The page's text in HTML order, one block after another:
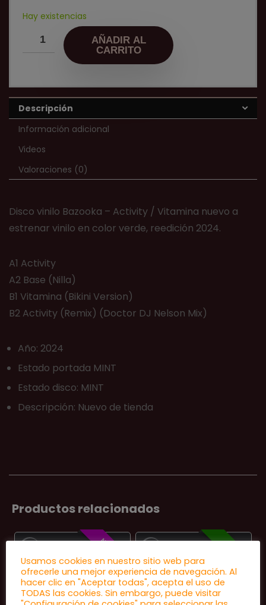
original
era:
25,00 €.
actual
es:
22,00 €.
Hay existencias
AÑADIR AL
CARRITO
Descripción
Información adicional
Videos
Valoraciones (0)
Disco vinilo Bazooka – Activity / Vitamina nuevo a
estrenar vinilo en color verde, reedición 2024.
A1 Activity
A2 Base (Nilla)
B1 Vitamina (Bikini Version)
B2 Activity (Remix) (Doctor DJ Nelson Mix)
Año: 2024
Estado portada MINT
Estado disco: MINT
Descripción: Nuevo de tienda
Productos relacionados
Usamos cookies en nuestro sitio web para
ofrecerle una mejor experiencia de navegación. Al
hacer clic en "Aceptar todas", acepta el uso de
TODAS las cookies. Sin embargo, puede visitar